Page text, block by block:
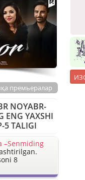
премьералар
NOYABR-
ENG YAXSHI
5 TALIGI
–Senmiding
8